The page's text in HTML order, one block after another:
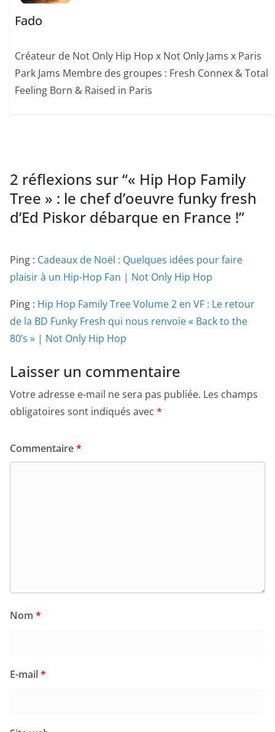
Fado
Créateur de Not Only Hip Hop x Not Only Jams x Paris
Park Jams Membre des groupes : Fresh Connex & Total
Feeling Born & Raised in Paris
2 réflexions sur “« Hip Hop Family
Tree » : le chef d’oeuvre funky fresh
d’Ed Piskor débarque en France !”
Ping : Cadeaux de Noël : Quelques idées pour faire
plaisir à un Hip-Hop Fan | Not Only Hip Hop
Ping : Hip Hop Family Tree Volume 2 en VF : Le retour
de la BD Funky Fresh qui nous renvoie « Back to the
80’s » | Not Only Hip Hop
Laisser un commentaire
Votre adresse e-mail ne sera pas publiée. Les champs
obligatoires sont indiqués avec *
Commentaire*
Nom *
E-mail*